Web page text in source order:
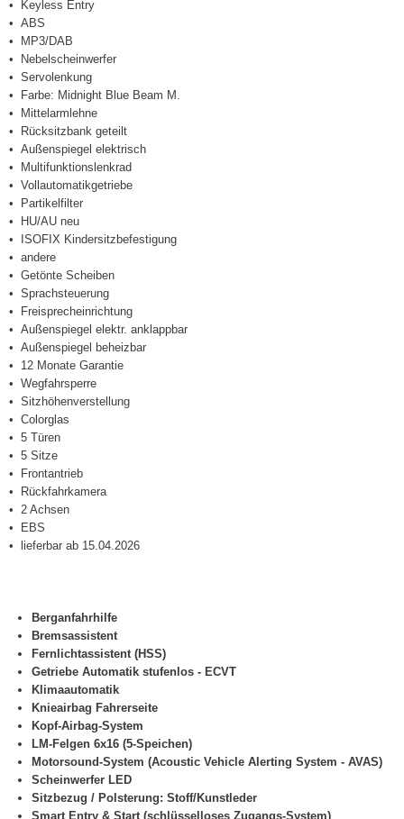
Keyless Entry
ABS
MP3/DAB
Nebelscheinwerfer
Servolenkung
Farbe: Midnight Blue Beam M.
Mittelarmlehne
Rücksitzbank geteilt
Außenspiegel elektrisch
Multifunktionslenkrad
Vollautomatikgetriebe
Partikelfilter
HU/AU neu
ISOFIX Kindersitzbefestigung
andere
Getönte Scheiben
Sprachsteuerung
Freisprecheinrichtung
Außenspiegel elektr. anklappbar
Außenspiegel beheizbar
12 Monate Garantie
Wegfahrsperre
Sitzhöhenverstellung
Colorglas
5 Türen
5 Sitze
Frontantrieb
Rückfahrkamera
2 Achsen
EBS
lieferbar ab 15.04.2026
Berganfahrhilfe
Bremsassistent
Fernlichtassistent (HSS)
Getriebe Automatik stufenlos - ECVT
Klimaautomatik
Knieairbag Fahrerseite
Kopf-Airbag-System
LM-Felgen 6x16 (5-Speichen)
Motorsound-System (Acoustic Vehicle Alerting System - AVAS)
Scheinwerfer LED
Sitzbezug / Polsterung: Stoff/Kunstleder
Smart Entry & Start (schlüsselloses Zugangs-System)